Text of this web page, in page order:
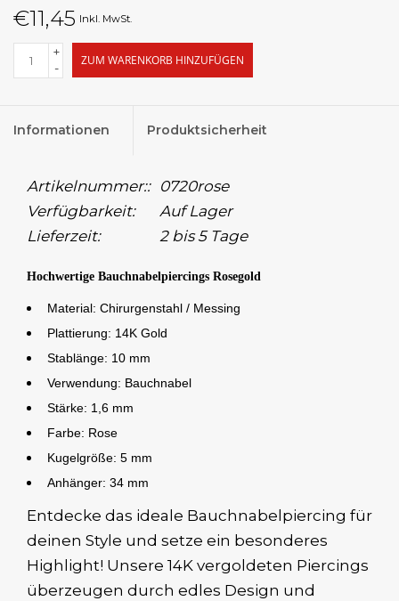
€11,45 Inkl. MwSt.
+
-
ZUM WARENKORB HINZUFÜGEN
Informationen Produktsicherheit
Artikelnummer:: 0720rose
Verfügbarkeit:
Auf Lager
Lieferzeit:
2 bis 5 Tage
Hochwertige Bauchnabelpiercings Rosegold
Material: Chirurgenstahl / Messing
Plattierung: 14K Gold
Stablänge: 10 mm
Verwendung: Bauchnabel
Stärke: 1,6 mm
Farbe: Rose
Kugelgröße: 5 mm
Anhänger: 34 mm
Entdecke das ideale Bauchnabelpiercing für
deinen Style und setze ein besonderes
Highlight! Unsere 14K vergoldeten Piercings
überzeugen durch edles Design und